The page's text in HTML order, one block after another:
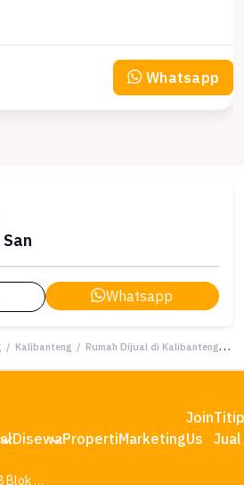
Whatsapp
Whatsapp
/ Kalibanteng / Rumah Dijual di Kalibanteng, Semarang, LB 210m², Harga Kompetitif!
DisewaPropertiMarketing
Join
Us
Jual
Jl. Padma Boulevard No.28 Blok AA1, Tambakharjo, Kec. Semarang Barat, Kota Semarang, Jawa Tengah 50145